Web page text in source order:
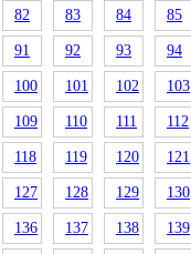
82 83 84 85
91 92 93 94
100 101 102 103
109 110 111 112
118 119 120 121
127 128 129 130
136 137 138 139